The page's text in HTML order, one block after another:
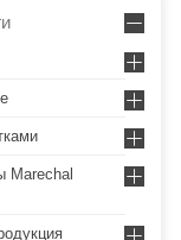
Marechal